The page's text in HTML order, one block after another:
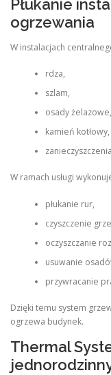
Płukanie
ogrzewania
W instalacjach
rdza,
szlam,
osady żelazowe,
kamień kotłowy,
W ramach usługi
płukanie rur,
czyszczenie
oczyszczanie
usuwanie
przywracanie
Dzięki temu system
ogrzewa budynek.
Thermal